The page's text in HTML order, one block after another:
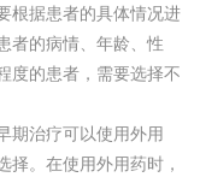
据患者的具体情况进
者的病情、年龄、性
度的患者，需要选择不
期治疗可以使用外用
择。在使用外用药时，